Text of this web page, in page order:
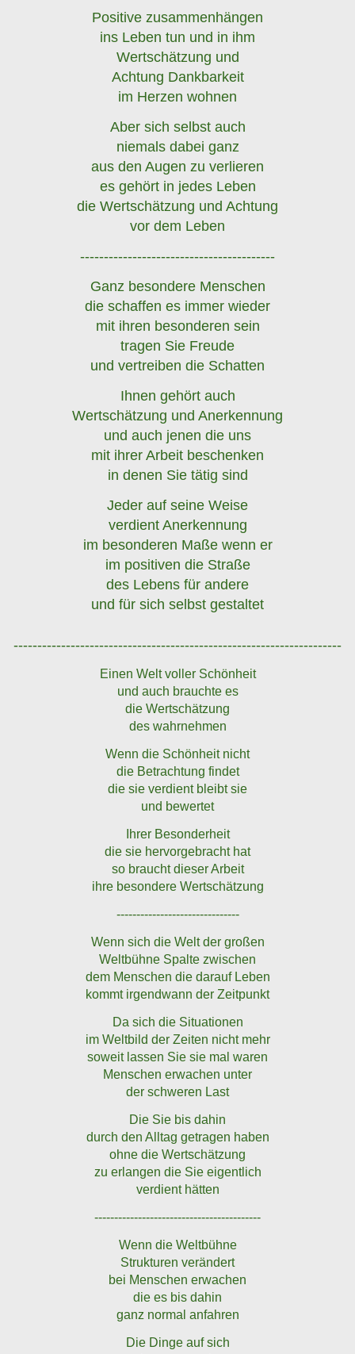
Positive zusammenhängen
ins Leben tun und in ihm
Wertschätzung und
Achtung Dankbarkeit
im Herzen wohnen
Aber sich selbst auch
niemals dabei ganz
aus den Augen zu verlieren
es gehört in jedes Leben
die Wertschätzung und Achtung
vor dem Leben
-----------------------------------------
Ganz besondere Menschen
die schaffen es immer wieder
mit ihren besonderen sein
tragen Sie Freude
und vertreiben die Schatten
Ihnen gehört auch
Wertschätzung und Anerkennung
und auch jenen die uns
mit ihrer Arbeit beschenken
in denen Sie tätig sind
Jeder auf seine Weise
verdient Anerkennung
im besonderen Maße wenn er
im positiven die Straße
des Lebens für andere
und für sich selbst gestaltet
---------------------------------------------------------------------
Einen Welt voller Schönheit
und auch brauchte es
die Wertschätzung
des wahrnehmen
Wenn die Schönheit nicht
die Betrachtung findet
die sie verdient bleibt sie
und bewertet
Ihrer Besonderheit
die sie hervorgebracht hat
so braucht dieser Arbeit
ihre besondere Wertschätzung
-------------------------------
Wenn sich die Welt der großen
Weltbühne Spalte zwischen
dem Menschen die darauf Leben
kommt irgendwann der Zeitpunkt
Da sich die Situationen
im Weltbild der Zeiten nicht mehr
soweit lassen Sie sie mal waren
Menschen erwachen unter
der schweren Last
Die Sie bis dahin
durch den Alltag getragen haben
ohne die Wertschätzung
zu erlangen die Sie eigentlich
verdient hätten
------------------------------------------
Wenn die Weltbühne
Strukturen verändert
bei Menschen erwachen
die es bis dahin
ganz normal anfahren
Die Dinge auf sich